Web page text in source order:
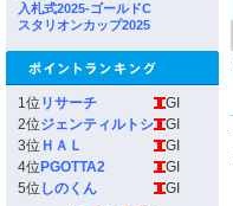
入札式2025-ゴールドC
スタリオンカップ2025
1位 リサーチ
GI
2位ジェンティルトシ
GI
3位 ＨＡＬ
GI
4位 PGOTTA2
GI
5位 しのくん
GI